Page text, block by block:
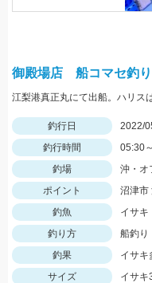
御殿場店 船コマセ釣
江梨港真正丸にて出船。ハリス
釣行日
2022/
釣行時間
05:30
釣場
沖・オ
ポイント
沼津
釣魚
イサキ
釣り方
船釣り
釣果
イサキ
サイズ
イサキ